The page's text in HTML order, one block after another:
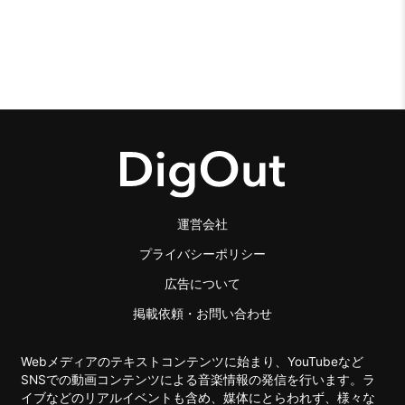
運営会社
プライバシーポリシー
広告について
掲載依頼・お問い合わせ
Webメディアのテキストコンテンツに始まり、YouTubeなど
SNSでの動画コンテンツによる音楽情報の発信を行います。ラ
イブなどのリアルイベントも含め、媒体にとらわれず、様々な